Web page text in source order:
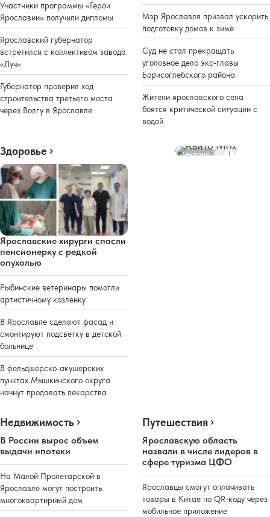
Участники программы «Герои
Ярославии» получили дипломы
Ярославский губернатор
встретился с коллективом завода
«Луч»
Губернатор проверил ход
строительства третьего моста
через Волгу в Ярославле
Мэр Ярославля призвал ускорить
подготовку домов к зиме
Суд не стал прекращать
уголовное дело экс-главы
Борисоглебского района
Жители ярославского села
боятся критической ситуации с
водой
Здоровье
Ярославские хирурги спасли
пенсионерку с редкой
опухолью
Рыбинские ветеринары помогли
артистичному козленку
В Ярославле сделают фасад и
смонтируют подсветку в детской
больнице
В фельдшерско-акушерских
пунктах Мышкинского округа
начнут продавать лекарства
Реклама
Недвижимость
В России вырос объем
выдачи ипотеки
На Малой Пролетарской в
Ярославле могут построить
многоквартирный дом
Путешествия
Ярославскую область
назвали в числе лидеров в
сфере туризма ЦФО
Ярославцы смогут оплачивать
товары в Китае по QR-коду через
мобильное приложение